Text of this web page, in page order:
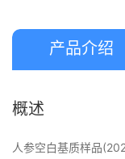
产品介绍
概述
人参空白基质样品